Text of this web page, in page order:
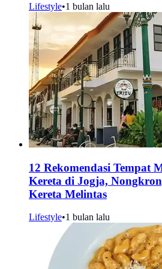
Lifestyle•1 bulan lalu
12 Rekomendasi Tempat
Kereta di Jogja,
Kereta Melintas
Lifestyle•1 bulan lalu